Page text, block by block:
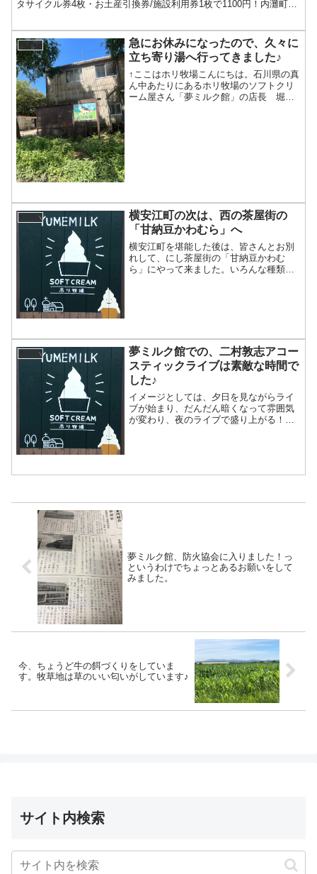
タサイクル券4枚・お土産引換券/施設利用券1枚で1100円！内灘町の
NEWS
急にお休みになったので、久々に
立ち寄り湯へ行ってきました♪
↑ここはホリ牧場こんにちは。石川県の真
ん中あたりにあるホリ牧場のソフトクリ
ーム屋さん「夢ミルク館」の店長 堀で
NEWS
横安江町の次は、西の茶屋街の
「甘納豆かわむら」へ
横安江町を堪能した後は、皆さんとお別
れして、にし茶屋街の「甘納豆かわむ
ら」にやって来ました。いろんな種類の
NEWS
夢ミルク館での、二村敦志アコー
スティックライブは素敵な時間で
した♪
イメージとしては、夕日を見ながらライ
ブが始まり、だんだん暗くなって雰囲気
が変わり、夜のライブで盛り上がる！っ
夢ミルク館、防火協会に入りました！っ
というわけでちょっとあるお願いをして
みました。
今、ちょうど牛の餌づくりをしていま
す。牧草地は草のいい匂いがしています♪
サイト内検索